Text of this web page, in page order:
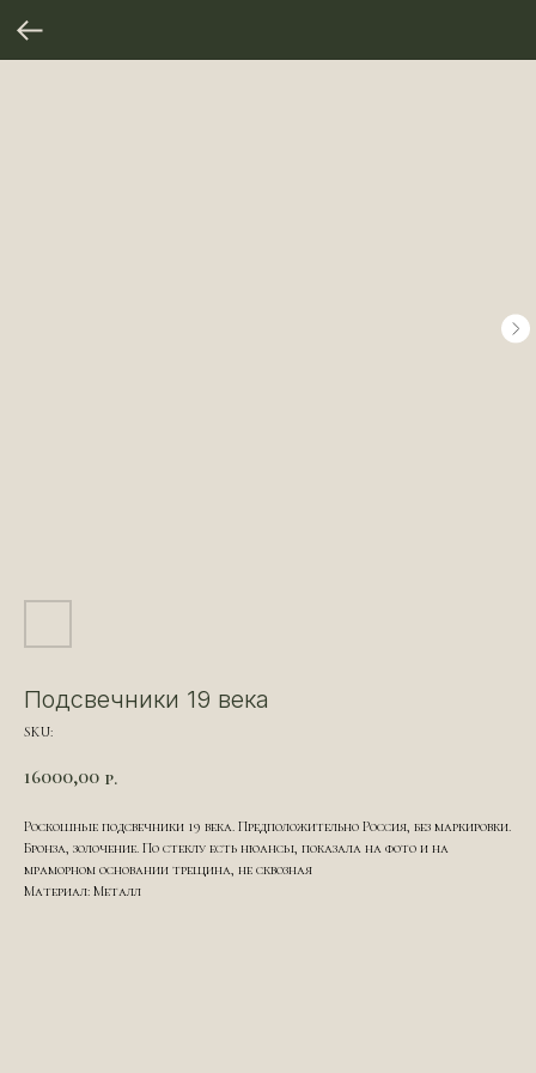
Подсвечники 19 века
SKU:
16000,00 р.
Роскошные подсвечники 19 века. Предположительно Россия, без маркировки.
Бронза, золочение. По стеклу есть нюансы, показала на фото и на
мраморном основании трещина, не сквозная
Материал: Металл